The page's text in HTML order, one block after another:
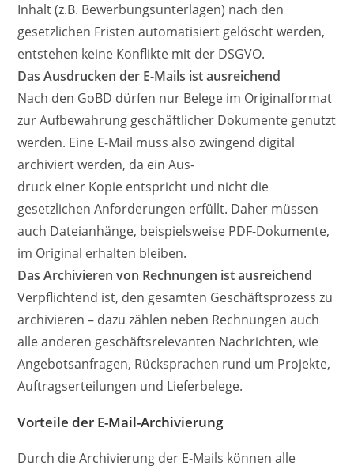
Inhalt (z.B. Bewerbungsunterlagen) nach den
gesetzlichen Fristen automatisiert gelöscht werden,
entstehen keine Konflikte mit der DSGVO.
Das Ausdrucken der E-Mails ist ausreichend
Nach den GoBD dürfen nur Belege im Originalformat
zur Aufbewahrung geschäftlicher Dokumente genutzt
werden. Eine E-Mail muss also zwingend digital
archiviert werden, da ein Aus-
druck einer Kopie entspricht und nicht die
gesetzlichen Anforderungen erfüllt. Daher müssen
auch Dateianhänge, beispielsweise PDF-Dokumente,
im Original erhalten bleiben.
Das Archivieren von Rechnungen ist ausreichend
Verpflichtend ist, den gesamten Geschäftsprozess zu
archivieren – dazu zählen neben Rechnungen auch
alle anderen geschäftsrelevanten Nachrichten, wie
Angebotsanfragen, Rücksprachen rund um Projekte,
Auftragserteilungen und Lieferbelege.
Vorteile der E-Mail-Archivierung
Durch die Archivierung der E-Mails können alle